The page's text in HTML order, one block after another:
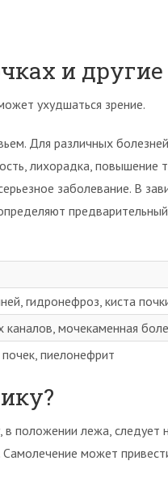
и
ухудшаться зрение.
Для различных
лихорадка, повышение
заболевание. В
гидронефроз, киста
мочекаменная
пиелонефрит
положении лежа, следует
может